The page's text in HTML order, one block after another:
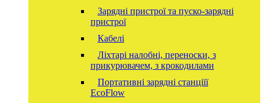
Зарядні пристрої та пуско-зарядні
пристрої
Кабелі
Ліхтарі налобні, переноски, з
прикурювачем, з крокодилами
Портативні зарядні станціїї
EcoFlow